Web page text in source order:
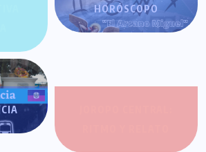
HORÓSCOPO